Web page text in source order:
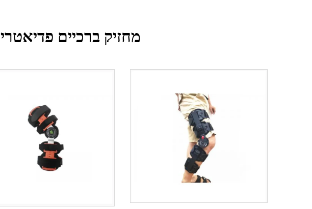
מחזיק ברכיים פדיאטרי T-scope לאחר ניתוח, מיצב אגן